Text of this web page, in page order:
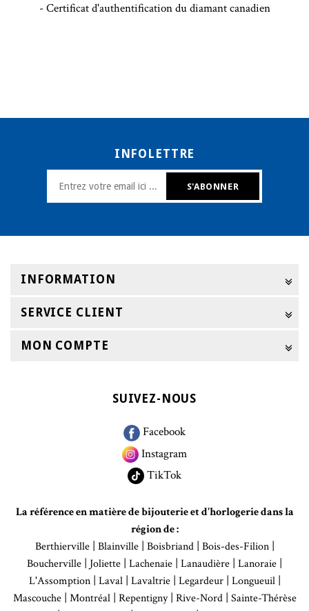
- Certificat d'authentification du diamant canadien
INFOLETTRE
INFORMATION
SERVICE CLIENT
MON COMPTE
SUIVEZ-NOUS
Facebook
Instagram
TikTok
La référence en matière de bijouterie et d'horlogerie dans la
région de :
Berthierville| Blainville| Boisbriand| Bois-des-Filion|
Boucherville | Joliette | Lachenaie | Lanaudière | Lanoraie |
L'Assomption| Laval| Lavaltrie| Legardeur| Longueuil|
Mascouche| Montréal| Repentigny| Rive-Nord| Sainte-Thérèse